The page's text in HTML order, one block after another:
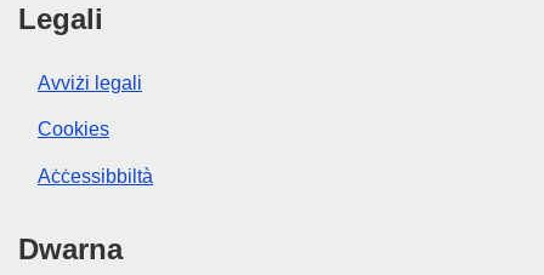
Legali
Avviżi legali
Cookies
Aċċessibbiltà
Dwarna